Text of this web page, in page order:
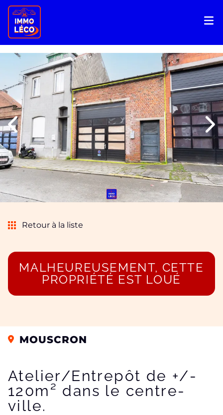
Retour à la liste
MALHEUREUSEMENT, CETTE
PROPRIÉTÉ EST LOUÉ
MOUSCRON
Atelier/Entrepôt de +/-
120m² dans le centre-
ville.